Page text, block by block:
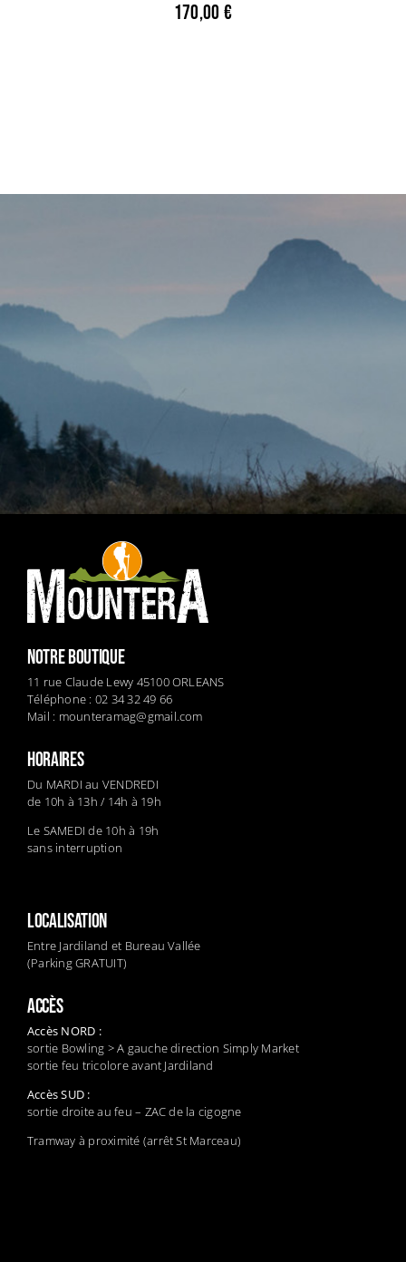
170,00 €
NOTRE BOUTIQUE
11 rue Claude Lewy 45100 ORLEANS
Téléphone : 02 34 32 49 66
Mail : mounteramag@gmail.com
HORAIRES
Du MARDI au VENDREDI
de 10h à 13h / 14h à 19h
Le SAMEDI de 10h à 19h
sans interruption
LOCALISATION
Entre Jardiland et Bureau Vallée
(Parking GRATUIT)
ACCÈS
Accès NORD :
sortie Bowling > A gauche direction Simply Market
sortie feu tricolore avant Jardiland
Accès SUD :
sortie droite au feu – ZAC de la cigogne
Tramway à proximité (arrêt St Marceau)